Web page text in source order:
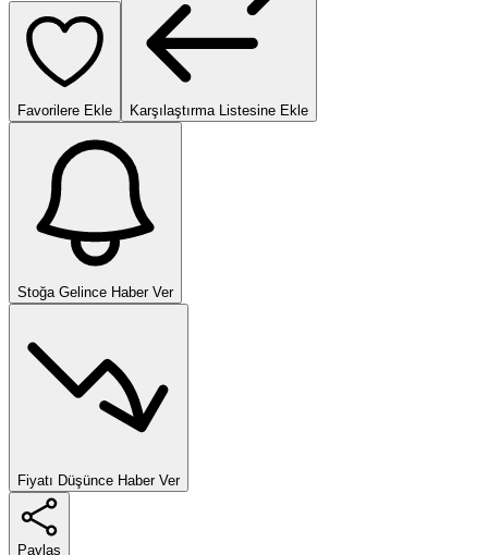
Favorilere Ekle Karşılaştırma Listesine Ekle
Stoğa Gelince Haber Ver
Fiyatı Düşünce Haber Ver
Paylaş